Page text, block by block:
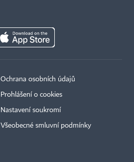
Ochrana osobních údajů
Prohlášení o cookies
Nastavení soukromí
Všeobecné smluvní podmínky